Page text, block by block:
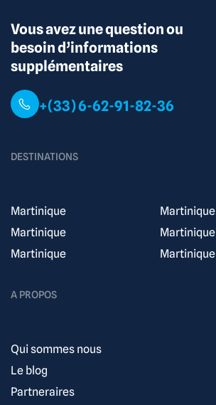
Vous avez une question ou
besoin d’informations
supplémentaires
+(33) 6-62-91-82-36
DESTINATIONS
Martinique
Martinique
Martinique
Martinique
Martinique
Martinique
A PROPOS
Qui sommes nous
Le blog
Partneraires